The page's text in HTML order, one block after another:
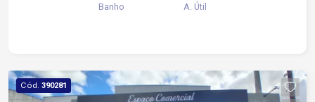
constante e ótima visibilidade comercial A
São Paulo Agende sua visita e conheça essa
oportunidade!
Banho A. Útil
Cód. 390281